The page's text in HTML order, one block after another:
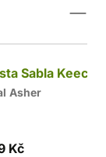
Sabla Keeche
Asher
Kč